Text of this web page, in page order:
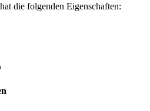
hat die folgenden Eigenschaften: